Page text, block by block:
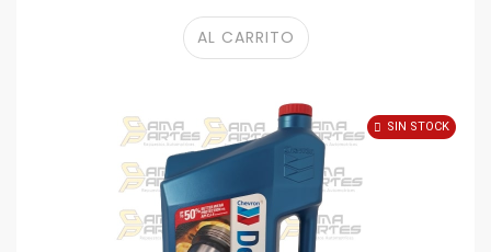
AL CARRITO
SIN STOCK